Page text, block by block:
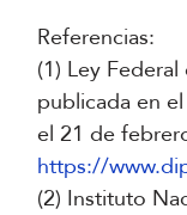
Referencias:
(1) Ley
publicada en el
el 21 de
https://
(2) Instituto